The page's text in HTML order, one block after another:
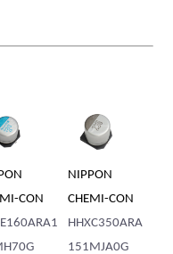
NIPPON
CHEMI-CON
HHXC350ARA
151MJA0G
NIPPON
CHEMI-CON
21MH80G